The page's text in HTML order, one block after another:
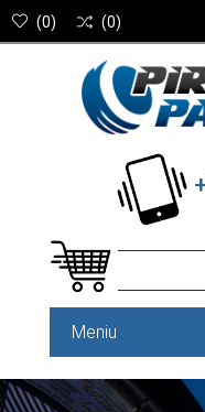
(0) (0)
Meniu